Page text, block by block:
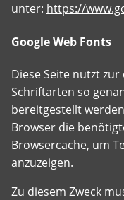
unter: https://
Google Web Fonts
Diese Seite nutzt
Schriftarten so
bereitgestellt
Browser die
Browsercache, um
anzuzeigen.
Zu diesem Zweck